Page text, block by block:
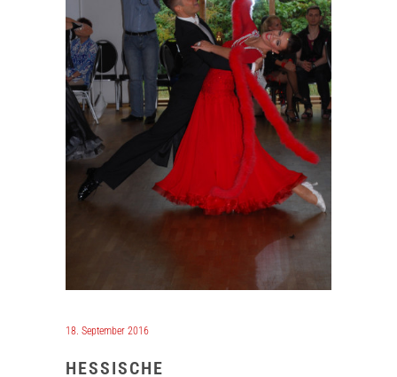
18. September 2016
HESSISCHE